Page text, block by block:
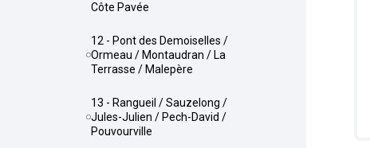
Côte Pavée
12 - Pont des Demoiselles /
Ormeau / Montaudran / La
Terrasse / Malepère
13 - Rangueil / Sauzelong /
Jules-Julien / Pech-David /
Pouvourville